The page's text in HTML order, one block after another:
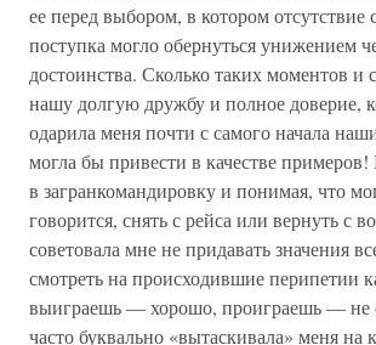
ее перед выбором, в котором отсутствие
поступка могло обернуться унижением
достоинства. Сколько таких моментов и
нашу долгую дружбу и полное доверие,
одарила меня почти с самого начала
могла бы привести в качестве
в загранкомандировку и понимая, что
говорится, снять с рейса или вернуть с
советовала мне не придавать значения
смотреть на происходившие перипетии
выиграешь — хорошо, проиграешь — не
часто буквально «вытаскивала» меня на